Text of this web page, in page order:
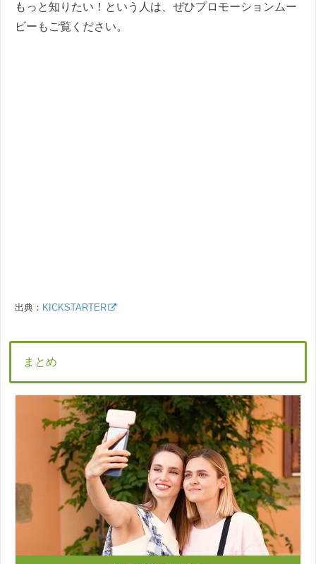
もっと知りたい！という人は、ぜひプロモーションムー
ビーもご覧ください。
出典： KICKSTARTER
まとめ